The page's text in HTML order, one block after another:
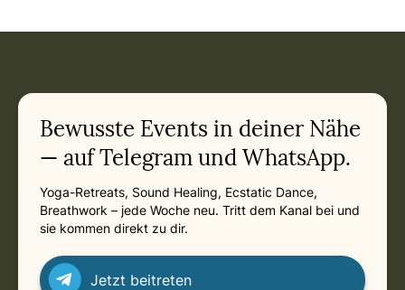
Bewusste Events in deiner Nähe
— auf Telegram und WhatsApp.
Yoga-Retreats, Sound Healing, Ecstatic Dance,
Breathwork – jede Woche neu. Tritt dem Kanal bei und
sie kommen direkt zu dir.
Jetzt beitreten